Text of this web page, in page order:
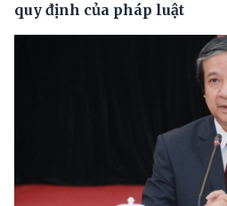
quy định của pháp luật